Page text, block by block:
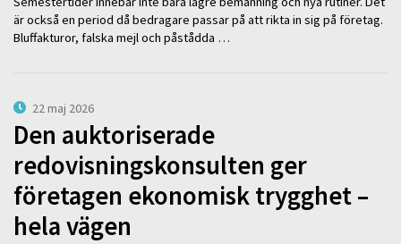
är också en period då bedragare passar på att rikta in sig på företag.
Bluffakturor, falska mejl och påstådda …
22 maj 2026
Den auktoriserade
redovisningskonsulten ger
företagen ekonomisk trygghet –
hela vägen